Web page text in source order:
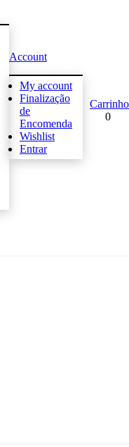
Account
My account
Finalização
de
Encomenda
Wishlist
Entrar
Carrinho
0